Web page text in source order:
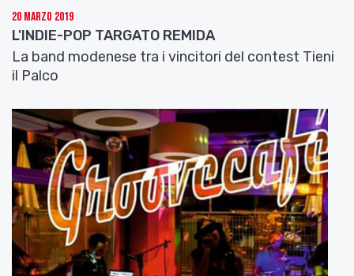
Mille più mille
Penelope
Circe
il branoScilla e Cariddicontenuto nel cd
d’esordio solista “Penelope ”. Un saluto a tutti da
Cinzia Leoni.
Eloisa Atti on web
www.eloisaatti.it
www.eloisaatti.it/video
www.brutturemoderne.it
20 Marzo 2019
L'INDIE-POP TARGATO REMIDA
La band modenese tra i vincitori del contest Tieni
il Palco